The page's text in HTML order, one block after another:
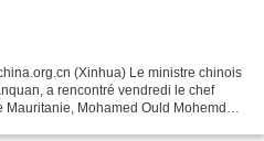
(Xinhua) Le ministre chinois
a rencontré vendredi le chef
Mohamed Ould Mohemd